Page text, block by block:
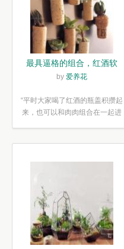
最具逼格的组合，红酒软
木塞diy多肉植物盆栽
by 爱养花
“平时大家喝了红酒的瓶盖积攒起
来，也可以和肉肉组合在一起进